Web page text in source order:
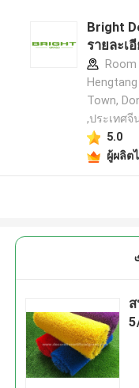
Bright
รายละเ
Room
Town,
,ประเทศจี
5.0
ผู้ผลิต